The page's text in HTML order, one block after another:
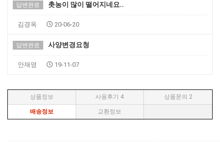
답변완료 촛농이 많이 떨어지네요..
김경옥 20-06-20
답변완료 사양변경요청
안재영 19-11-07
상품정보 사용후기 4 상품문의 2
배송정보 교환정보